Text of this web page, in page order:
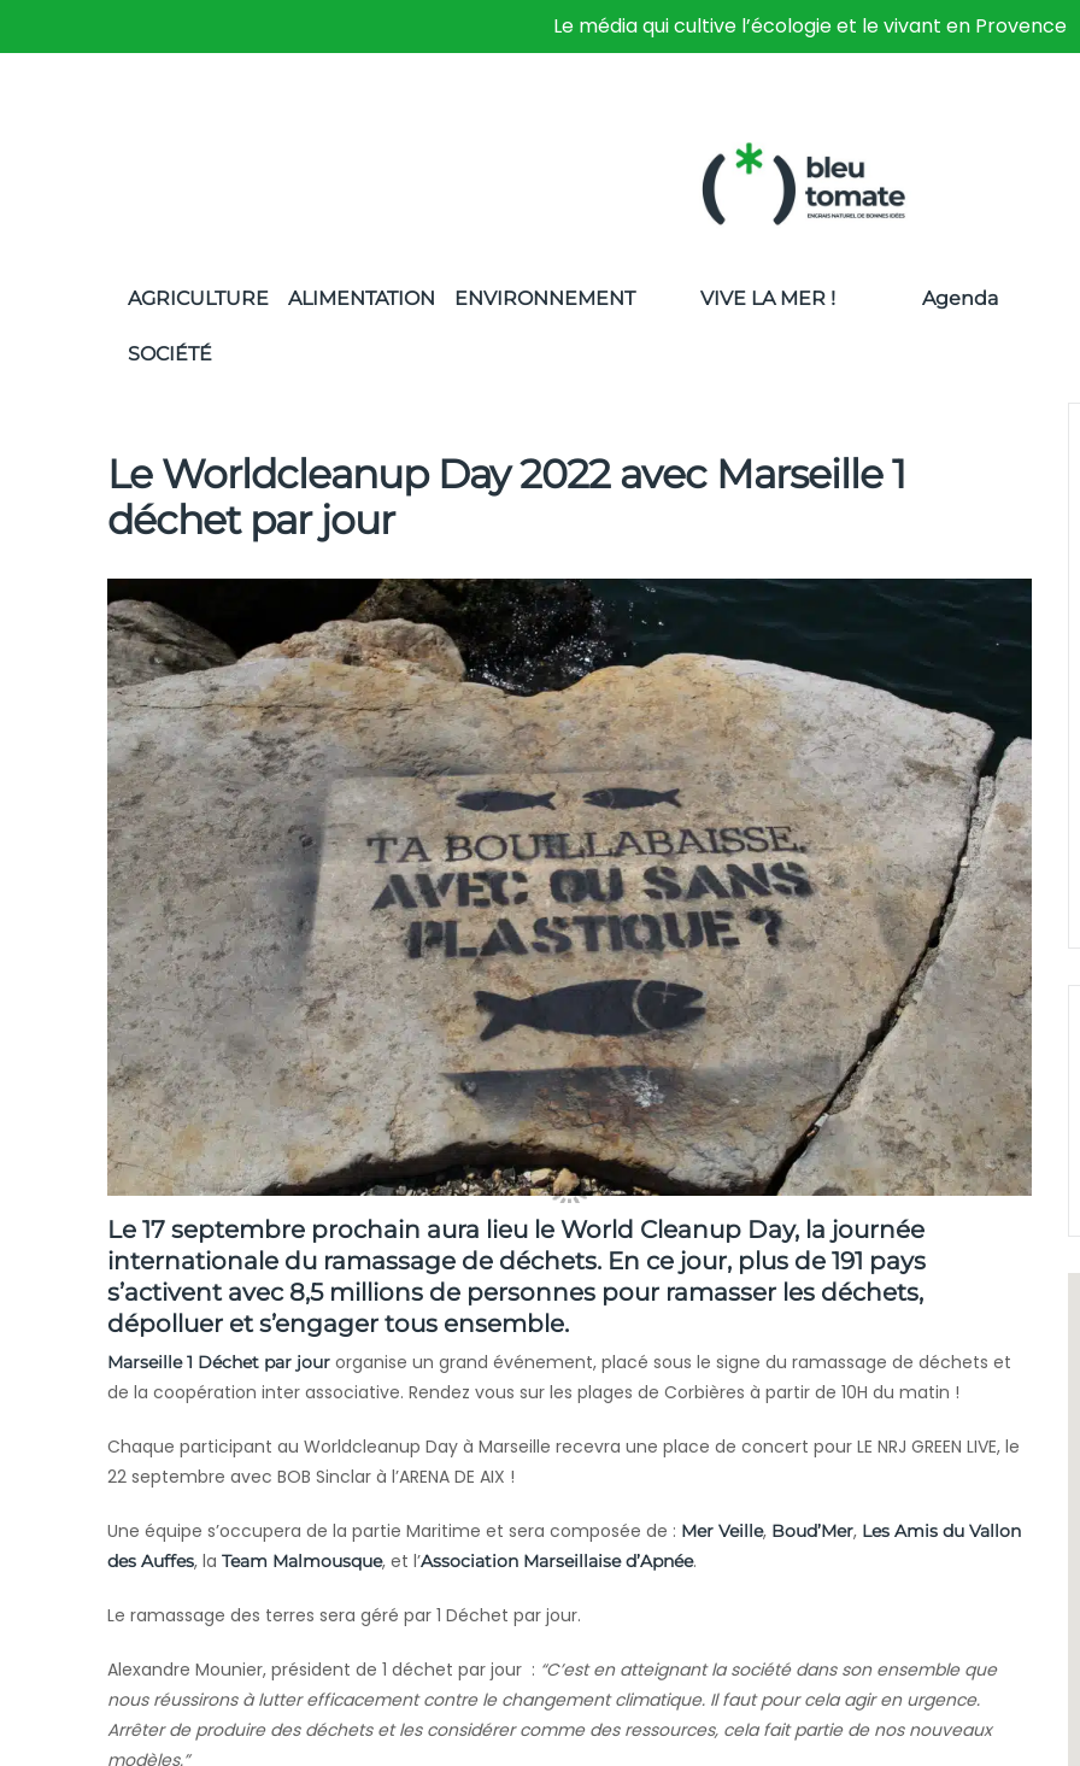
Le média qui cultive l’écologie et le vivant en Provence
AGRICULTURE ALIMENTATION ENVIRONNEMENT
SOCIÉTÉ
VIVE LA MER ! Agenda
Le Worldcleanup Day 2022 avec Marseille 1
déchet par jour
Le 17 septembre prochain aura lieu le World Cleanup Day, la journée
internationale du ramassage de déchets. En ce jour, plus de 191 pays
s’activent avec 8,5 millions de personnes pour ramasser les déchets,
dépolluer et s’engager tous ensemble.
Marseille 1 Déchet par jour organise un grand événement, placé sous le signe du ramassage de déchets et
de la coopération inter associative. Rendez vous sur les plages de Corbières à partir de 10H du matin !
Chaque participant au Worldcleanup Day à Marseille recevra une place de concert pour LE NRJ GREEN LIVE, le
22 septembre avec BOB Sinclar à l’ARENA DE AIX !
Une équipe s’occupera de la partie Maritime et sera composée de : Mer Veille, Boud’Mer, Les Amis du Vallon
des Auffes, la Team Malmousque, et l’Association Marseillaise d’Apnée.
Le ramassage des terres sera géré par 1 Déchet par jour.
Alexandre Mounier, président de 1 déchet par jour : “C’est en atteignant la société dans son ensemble que
nous réussirons à lutter efficacement contre le changement climatique. Il faut pour cela agir en urgence.
Arrêter de produire des déchets et les considérer comme des ressources, cela fait partie de nos nouveaux
modèles.”